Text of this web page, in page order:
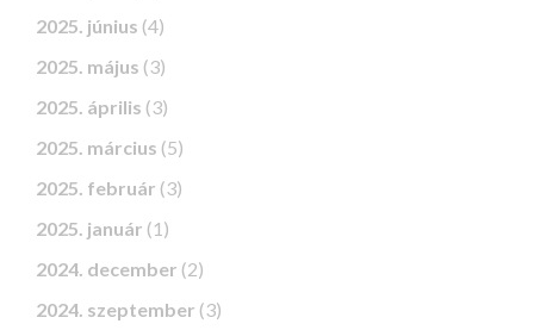
2025. június (4)
2025. május (3)
2025. április (3)
2025. március (5)
2025. február (3)
2025. január (1)
2024. december (2)
2024. szeptember (3)